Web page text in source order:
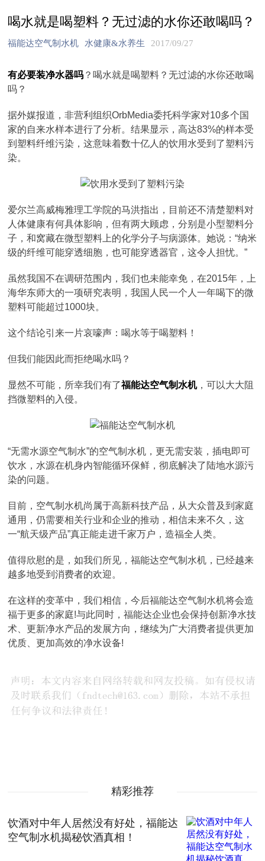
喝水就是喝塑料？无过滤的水你还敢喝吗？
福能达空气制水机 水健康&水养生 2017/09/27
有必要装净水器吗 ？喝水就是喝塑料？无过滤的水你还敢喝
吗？
据外媒报道，非营利组织OrbMedia委托科学家对10多个国
家的自来水样本进行了分析。结果显示，高达83%的样本受
到塑料纤维污染，这意味着数十亿人的饮用水受到了塑料污
染。
爱尔兰高威梅雅理工学院的马洪指出，目前还不清楚塑料对
人体健康有何具体影响，但有两大顾虑，分别是小型塑料分
子，和窝藏在微型塑料上的化学分子与病源体。她说：“纳米
级的纤维可能穿透细胞，也可能穿透器官，这令人担忧。”
虽然我国不在调研范围内，我们也未能幸免，在2015年，上
海华东师大的一项研究表明，我国人民一个人一年喝下的微
塑料可能超过1000块。
这个结论引来一片哀嚎声：喝水等于喝塑料！
但我们能因此而拒绝喝水吗？
显然不可能，所幸我们有了福能达空气制水机，可以大大阻
挡微塑料的入侵。
“无需水源空气制水”的空气制水机，更无需安装，插电即可
饮水，水源在机身内智能循环保鲜，彻底解决了陆地水源污
染的问题。
目前，空气制水机尚属于高新科技产品，从大众普及到家庭
通用，仍需要相关行业和企业的推动，相信未来不久，这
一“航天级产品”真正能走进千家万户，造福全人类。
值得欣慰的是，如我们所见，福能达空气制水机，已经越来
越多地受到消费者的欢迎。
在这样的变革中，我们相信，今后福能达空气制水机将会造
福于更多的家庭!与此同时，福能达企业也会保持创新净水技
术、更新净水产品的发展方向，继续为广大消费者提供更加
优质、更加高效的净水设备!
精彩推荐
饮酒对中年人居然没有好处，福能达
空气制水机揭秘饮酒真相！